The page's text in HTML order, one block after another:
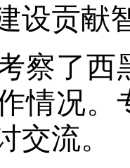
设贡献
察了西
情况。
交流。